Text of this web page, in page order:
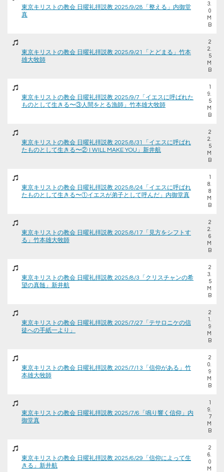
東京キリストの教会 日曜礼拝説教 2025/9/28「整える」内御堂
真
3.
0
M
B
東京キリストの教会 日曜礼拝説教 2025/9/21「とどまる」竹本
雄大牧師
2
2.
5
M
B
東京キリストの教会 日曜礼拝説教 2025/9/7「イエスに呼ばれた
ものとして生きる〜③人間をとる漁師」竹本雄大牧師
1
9.
5
M
B
東京キリストの教会 日曜礼拝説教 2025/8/31「イエスに呼ばれ
たものとして生きる〜② I WILL MAKE YOU」新井航
2
2.
5
M
B
東京キリストの教会 日曜礼拝説教 2025/8/24「イエスに呼ばれ
たものとして生きる〜①イエスが弟子として呼んだ」内御堂真
1
8.
8
M
B
東京キリストの教会 日曜礼拝説教 2025/8/17「見方をシフトす
る」竹本雄大牧師
2
2.
6
M
B
東京キリストの教会 日曜礼拝説教 2025/8/3「クリスチャンの希
望の真髄」新井航
2
3.
5
M
B
東京キリストの教会 日曜礼拝説教 2025/7/27「テサロニケの信
徒への手紙一より」
2
1.
9
M
B
東京キリストの教会 日曜礼拝説教 2025/7/13「信仰がある」竹
本雄大牧師
2
0.
9
M
B
東京キリストの教会 日曜礼拝説教 2025/7/6「鳴り響く信仰」内
御堂真
1
9.
7
M
B
東京キリストの教会 日曜礼拝説教 2025/6/29「信仰によって生
きる」新井航
2
6.
0
M